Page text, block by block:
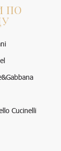
ПО
Cucinelli